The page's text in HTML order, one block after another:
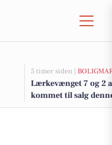
5 timer siden |
Lærkevænget 7 og 2
kommet til salg
boligerne her.